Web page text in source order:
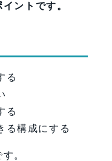
ントです。
る
る
る構成にする
。